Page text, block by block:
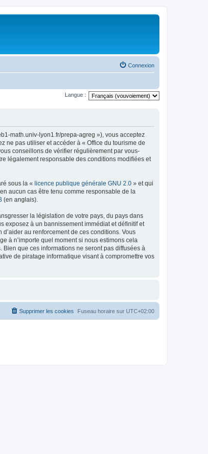
Connexion
Langue :
math.univ-lyon1.fr/prepa-agreg »), vous acceptez
ne pas utiliser et accéder à « Office du tourisme de
conseillons de vérifier régulièrement par vous-
légalement responsable des conditions modifiées et
sous la « licence publique générale GNU 2.0 » et qui
aucun cas être tenu comme responsable de la
(en anglais).
la législation de votre pays, du pays dans
exposez à un bannissement immédiat et définitif et
au renforcement de ces conditions. Vous
à n’importe quel moment si nous estimons cela
que ces informations ne seront pas diffusées à
de piratage informatique visant à compromettre vos
Fuseau horaire sur UTC+02:00
Supprimer les cookies